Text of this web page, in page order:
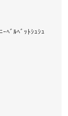
ｰﾍﾞﾙﾍﾞｯﾄｼｭｼｭ